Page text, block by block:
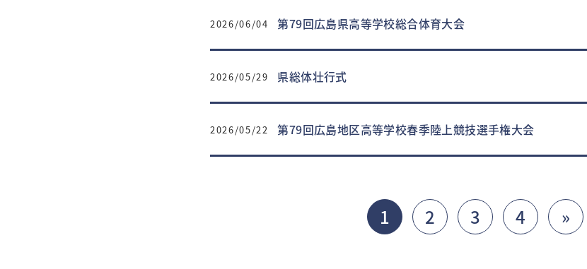
2026/06/04 第79回広島県高等学校総合体育大会
2026/05/29 県総体壮行式
2026/05/22 第79回広島地区高等学校春季陸上競技選手権大会
1
2 3 4 »